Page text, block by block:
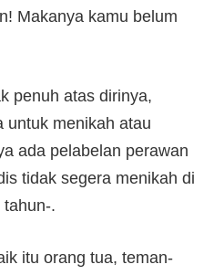
Makanya kamu belum
penuh atas dirinya,
untuk menikah atau
ada pelabelan perawan
tidak segera menikah di
tahun-.
itu orang tua, teman-